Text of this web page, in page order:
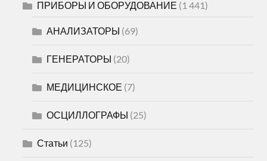
ПРИБОРЫ И ОБОРУДОВАНИЕ (1 441)
АНАЛИЗАТОРЫ (69)
ГЕНЕРАТОРЫ (20)
МЕДИЦИНСКОЕ (7)
ОСЦИЛЛОГРАФЫ (25)
Статьи (125)